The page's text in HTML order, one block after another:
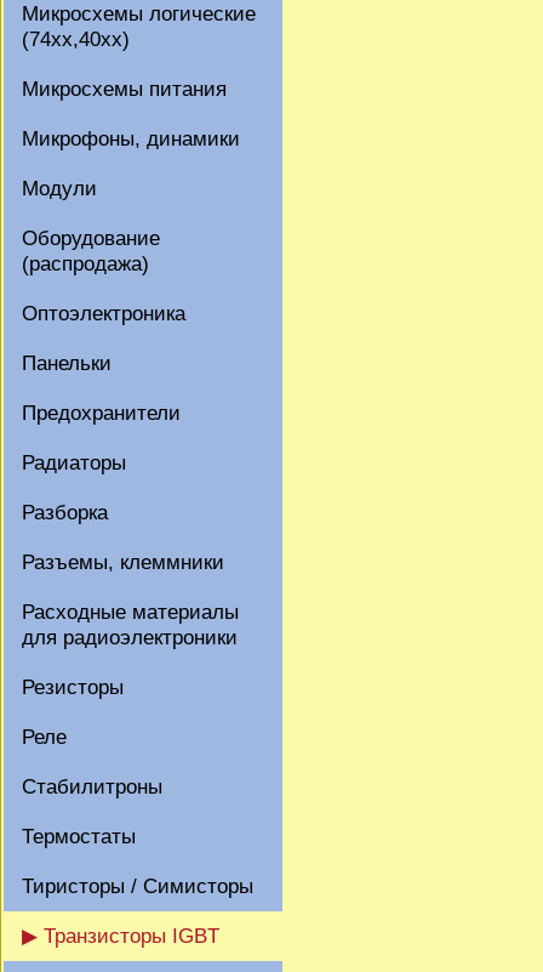
Микросхемы логические
(74xx,40xx)
Микросхемы питания
Микрофоны, динамики
Модули
Оборудование
(распродажа)
Оптоэлектроника
Панельки
Предохранители
Радиаторы
Разборка
Разъемы, клеммники
Расходные материалы
для радиоэлектроники
Резисторы
Реле
Стабилитроны
Термостаты
Тиристоры / Симисторы
▶ Транзисторы IGBT